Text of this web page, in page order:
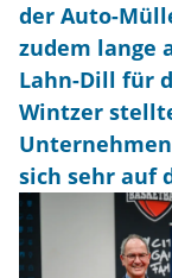
der Auto-
zudem lange
Lahn-Dill für
Wintzer
sich sehr auf